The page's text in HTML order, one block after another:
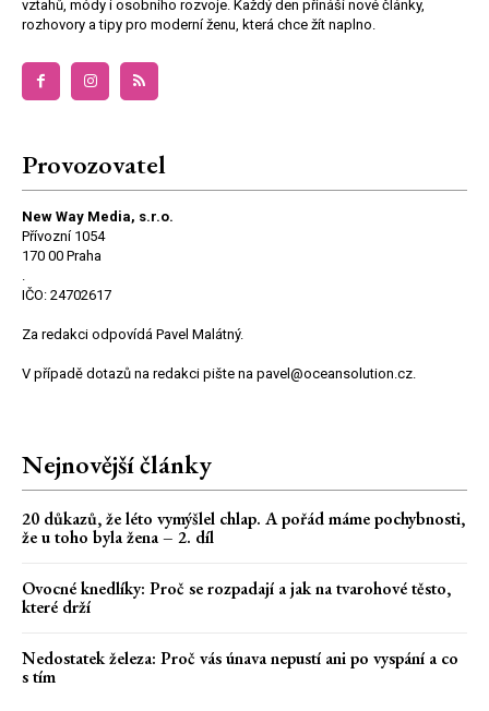
vztahů, módy i osobního rozvoje. Každý den přináší nové články,
rozhovory a tipy pro moderní ženu, která chce žít naplno.
Provozovatel
New Way Media, s.r.o.
Přívozní 1054
170 00 Praha
IČO: 24702617
Za redakci odpovídá Pavel Malátný.
V případě dotazů na redakci pište na pavel@oceansolution.cz.
Nejnovější články
20 důkazů, že léto vymýšlel chlap. A pořád máme pochybnosti,
že u toho byla žena – 2. díl
Ovocné knedlíky: Proč se rozpadají a jak na tvarohové těsto,
které drží
Nedostatek železa: Proč vás únava nepustí ani po vyspání a co
s tím